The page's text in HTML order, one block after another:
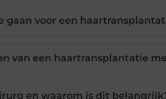
gaan voor een
van een haartransplantatie
en waarom is dit